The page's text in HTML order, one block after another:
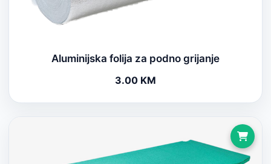
Aluminijska folija za podno grijanje
3.00 KM